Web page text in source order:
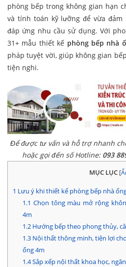
phòng bếp trong không gian hạn
và tính toán kỹ lưỡng để vừa đảm
đáp ứng nhu cầu sử dụng. Với
31+ mẫu thiết kế phòng bếp nhà
pháp tuyệt vời, giúp không gian
tiện nghi.
Để được tư vấn và hỗ trợ nhanh
hoặc gọi đến số Hotline: 093
MỤC LỤC [
1 Lưu ý khi thiết kế phòng bếp nhà
1.1 Chọn tông màu mở rộng
4m​
1.2Hướng bếp theo phong thủy,
1.3Nội thất thông minh, tiện lợi
ống 4m​
1.4Sắp xếp nội thất khoa học,